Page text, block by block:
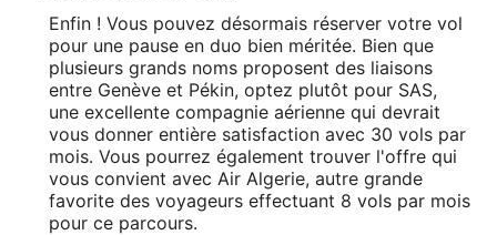
Enfin ! Vous pouvez désormais réserver votre vol
pour une pause en duo bien méritée. Bien que
plusieurs grands noms proposent des liaisons
entre Genève et Pékin, optez plutôt pour SAS,
une excellente compagnie aérienne qui devrait
vous donner entière satisfaction avec 30 vols par
mois. Vous pourrez également trouver l'offre qui
vous convient avec Air Algerie, autre grande
favorite des voyageurs effectuant 8 vols par mois
pour ce parcours.